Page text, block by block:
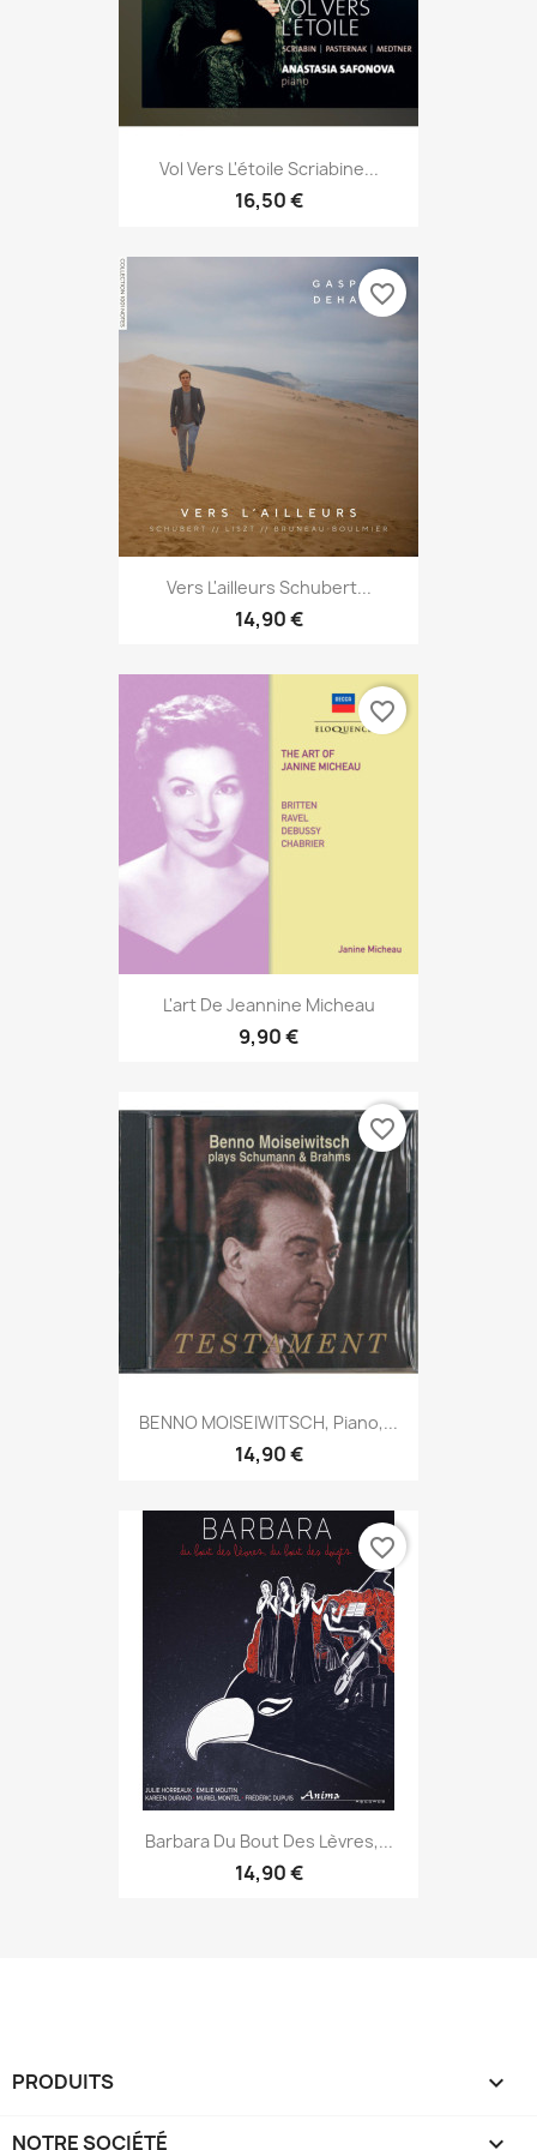
Vol Vers L'étoile Scriabine...
16,50 €
Vers L'ailleurs Schubert...
14,90 €
favorite_border
L'art De Jeannine Micheau
9,90 €
favorite_border
BENNO MOISEIWITSCH, Piano,...
14,90 €
favorite_border
Barbara Du Bout Des Lèvres,...
14,90 €
favorite_border
PRODUITS 
NOTRE SOCIÉTÉ 